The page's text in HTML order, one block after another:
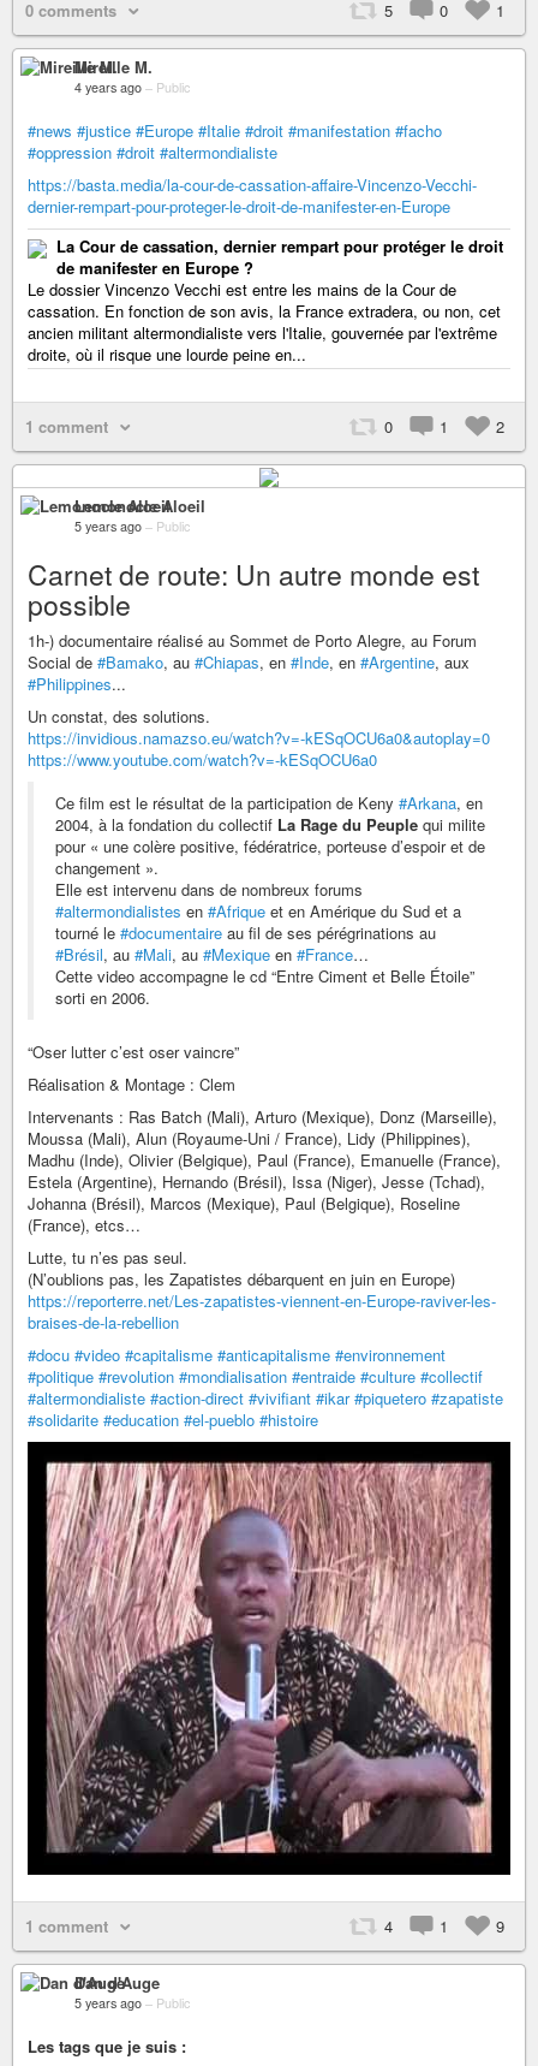
0 comments 5 0 1
Mireille M.
4 years ago – Public
#news #justice #Europe #Italie #droit #manifestation #facho
#oppression #droit #altermondialiste
https://basta.media/la-cour-de-cassation-affaire-Vincenzo-Vecchi-
dernier-rempart-pour-proteger-le-droit-de-manifester-en-Europe
La Cour de cassation, dernier rempart pour protéger le droit
de manifester en Europe ?
Le dossier Vincenzo Vecchi est entre les mains de la Cour de
cassation. En fonction de son avis, la France extradera, ou non, cet
ancien militant altermondialiste vers l'Italie, gouvernée par l'extrême
droite, où il risque une lourde peine en...
1 comment 0 1 2
Lemonocle Aloeil
5 years ago – Public
Carnet de route: Un autre monde est
possible
1h-) documentaire réalisé au Sommet de Porto Alegre, au Forum
Social de #Bamako, au #Chiapas, en #Inde, en #Argentine, aux
#Philippines...
Un constat, des solutions.
https://invidious.namazso.eu/watch?v=-kESqOCU6a0&autoplay=0
https://www.youtube.com/watch?v=-kESqOCU6a0
Ce film est le résultat de la participation de Keny #Arkana, en
2004, à la fondation du collectif La Rage du Peuple qui milite
pour « une colère positive, fédératrice, porteuse d’espoir et de
changement ».
Elle est intervenu dans de nombreux forums
#altermondialistes en #Afrique et en Amérique du Sud et a
tourné le #documentaire au fil de ses pérégrinations au
#Brésil, au #Mali, au #Mexique en #France…
Cette video accompagne le cd “Entre Ciment et Belle Étoile”
sorti en 2006.
“Oser lutter c’est oser vaincre”
Réalisation & Montage : Clem
Intervenants : Ras Batch (Mali), Arturo (Mexique), Donz (Marseille),
Moussa (Mali), Alun (Royaume-Uni / France), Lidy (Philippines),
Madhu (Inde), Olivier (Belgique), Paul (France), Emanuelle (France),
Estela (Argentine), Hernando (Brésil), Issa (Niger), Jesse (Tchad),
Johanna (Brésil), Marcos (Mexique), Paul (Belgique), Roseline
(France), etcs…
Lutte, tu n’es pas seul.
(N’oublions pas, les Zapatistes débarquent en juin en Europe)
https://reporterre.net/Les-zapatistes-viennent-en-Europe-raviver-les-
braises-de-la-rebellion
#docu #video #capitalisme #anticapitalisme #environnement
#politique #revolution #mondialisation #entraide #culture #collectif
#altermondialiste #action-direct #vivifiant #ikar #piquetero #zapatiste
#solidarite #education #el-pueblo #histoire
1 comment 4 1 9
Dan d'Auge
5 years ago – Public
Les tags que je suis :